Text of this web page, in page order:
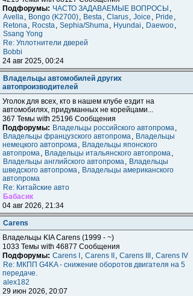
Подфорумы: ЧАСТО ЗАДАВАЕМЫЕ ВОПРОСЫ ,
Avella, Bongo (K2700), Besta, Clarus, Joice , Pride ,
Retona, Rocsta, Sephia/Shuma, Hyundai , Daewoo,
Ssang Yong
Re: Уплотнители дверей
Bobbi
24 авг 2025, 00:24
Владельцы автомобилей других
автопроизводителей
Уголок для всех, кто в нашем клубе ездит на
автомобилях, придуманных не корейцами...
367 Темы with 25196 Сообщения
Подфорумы: Владельцы российского автопрома,
Владельцы французского автопрома, Владельцы
немецкого автопрома, Владельцы японского
автопрома, Владельцы итальянского автопрома,
Владельцы английского автопрома, Владельцы
шведского автопрома, Владельцы американского
автопрома
Re: Китайские авто
Бабасик
04 авг 2026, 21:34
Carens
Владельцы KIA Carens (1999 - ~)
1033 Темы with 46877 Сообщения
Подфорумы: Carens I , Carens II , Carens III , Carens IV
Re: МКПП G4KA - снижение оборотов двигателя на 5
передаче.
alex182
29 июн 2026, 20:07